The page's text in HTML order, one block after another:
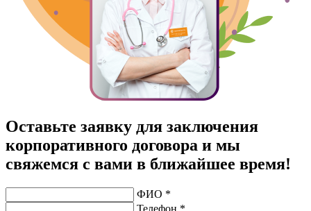
Оставьте заявку для заключения
корпоративного договора и мы
свяжемся с вами в ближайшее время!
ФИО *
Телефон *